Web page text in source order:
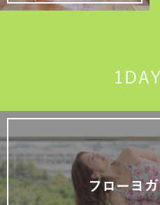
フローヨ